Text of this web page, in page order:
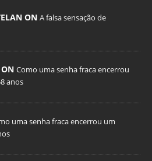
ON A falsa sensação de
Como uma senha fraca encerrou
anos
uma senha fraca encerrou um